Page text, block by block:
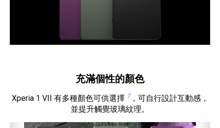
充滿個性的顏色
Xperia 1 VII 有多種顏色可供選擇 7，可自行設計互動感，
並提升觸覺玻璃紋理。